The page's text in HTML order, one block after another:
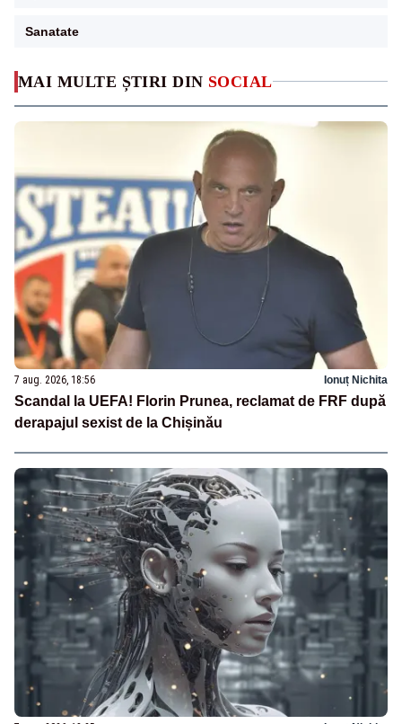
MAI MULTE ȘTIRI DIN SOCIAL
7 aug. 2026, 18:56 Ionuț Nichita
Scandal la UEFA! Florin Prunea, reclamat de FRF după
derapajul sexist de la Chișinău
Sanatate